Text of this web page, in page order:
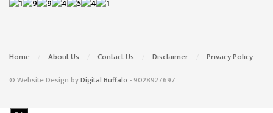
Home About Us Contact Us Disclaimer Privacy Policy
© Website Design byDigital Buffalo - 9028927697